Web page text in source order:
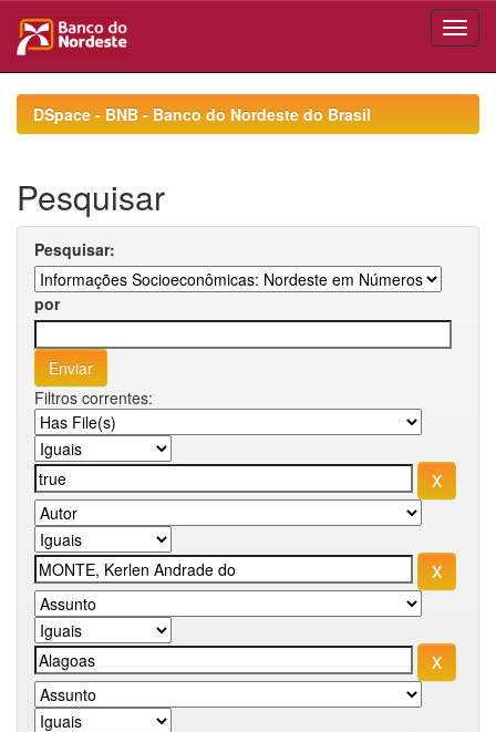
navigationDSpace - BNB - Banco do Nordeste do Brasil
Pesquisar
Pesquisar:
por
Filtros correntes: